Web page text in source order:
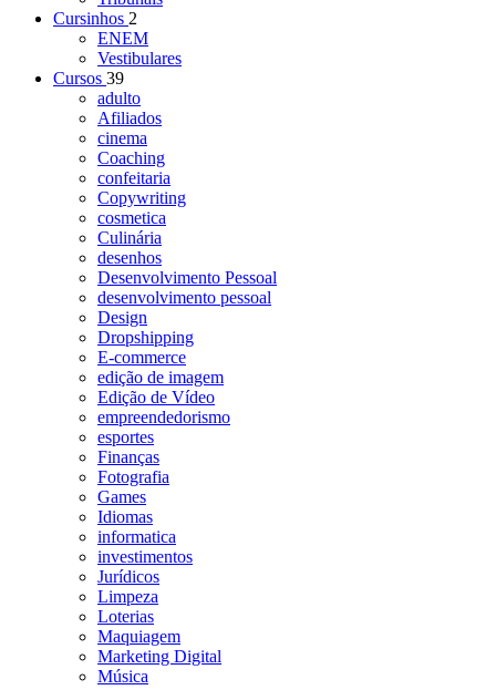
Cursinhos 2
ENEM
Vestibulares
Cursos 39
adulto
Afiliados
cinema
Coaching
confeitaria
Copywriting
cosmetica
Culinária
desenhos
Desenvolvimento Pessoal
desenvolvimento pessoal
Design
Dropshipping
E-commerce
edição de imagem
Edição de Vídeo
empreendedorismo
esportes
Finanças
Fotografia
Games
Idiomas
informatica
investimentos
Jurídicos
Limpeza
Loterias
Maquiagem
Marketing Digital
Música